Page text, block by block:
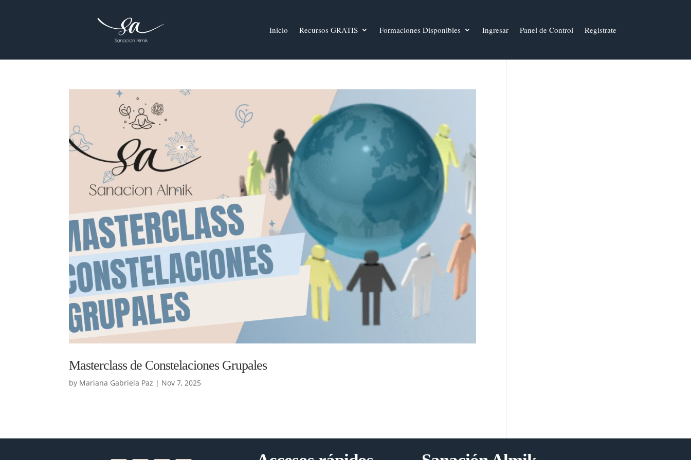
Inicio Recursos GRATIS Formaciones Disponibles Ingresar Panel de Control Registrate
Masterclass de Constelaciones Grupales
by Mariana Gabriela Paz | Nov 7, 2025